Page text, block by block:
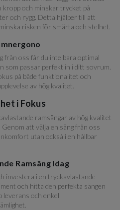
kropp och minskar trycket på
och rygg. Detta hjälper till att
risken för smärta och stelhet.
från oss får du inte bara optimal
som passar perfekt in i ditt sovrum.
på både funktionalitet och
av hög kvalitet.
i Fokus
ramsängar av hög kvalitet
att välja en säng från oss
utan också i en hållbar
Ramsäng Idag
investera i en tryckavlastande
och hitta den perfekta sängen
leverans och enkel